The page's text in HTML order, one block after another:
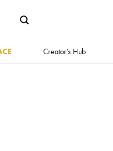
Creator’s Hub